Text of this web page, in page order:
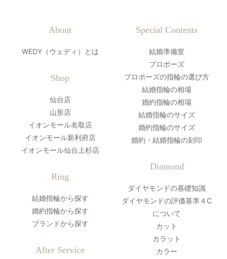
About
WEDY（ウェディ）とは
Shop
仙台店
山形店
イオンモール名取店
イオンモール新利府店
イオンモール仙台上杉店
Ring
結婚指輪から探す
婚約指輪から探す
ブランドから探す
After Service
Special Contents
結婚準備室
プロポーズ
プロポーズの指輪の選び方
結婚指輪の相場
婚約指輪の相場
結婚指輪のサイズ
婚約指輪のサイズ
婚約・結婚指輪の刻印
Diamond
ダイヤモンドの基礎知識
ダイヤモンドの評価基準４C
について
カット
カラット
カラー